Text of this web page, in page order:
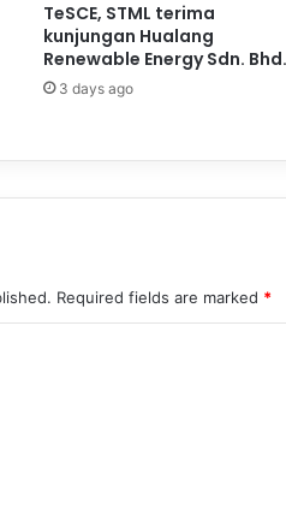
TeSCE, STML terima
kunjungan Hualang
Renewable Energy Sdn. Bhd.
3 days ago
Required fields are marked *